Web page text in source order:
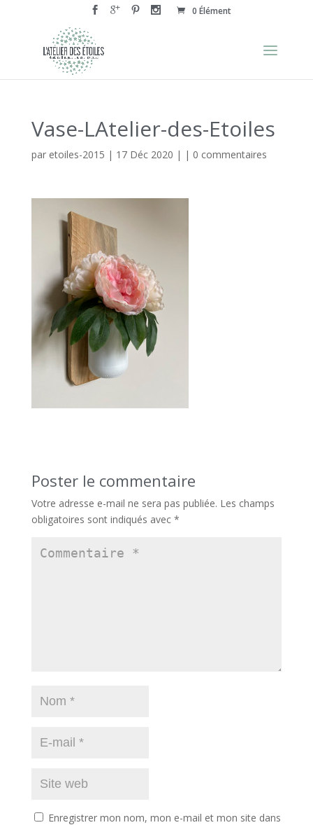
0 Élément
Vase-LAtelier-des-Etoiles
par etoiles-2015 | 17 Déc 2020 | | 0 commentaires
Poster le commentaire
Votre adresse e-mail ne sera pas publiée. Les champs
obligatoires sont indiqués avec *
Enregistrer mon nom, mon e-mail et mon site dans